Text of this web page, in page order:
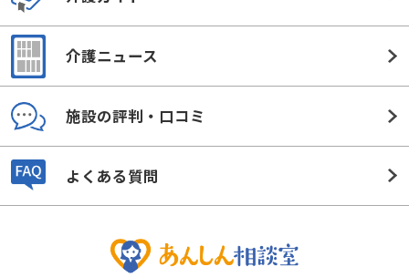
介護ニュース
施設の評判・口コミ
よくある質問